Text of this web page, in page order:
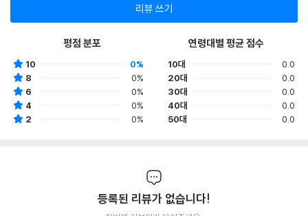
리뷰 쓰기
평점 분포
10
0%
8
0%
6
0%
4
0%
2
0%
연령대별 평균 점수
10대
0.0
20대
0.0
30대
0.0
40대
0.0
50대
0.0
등록된 리뷰가 없습니다!